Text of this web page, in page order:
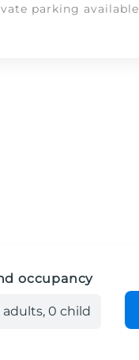
parking available
occupancy
adults, 0 child